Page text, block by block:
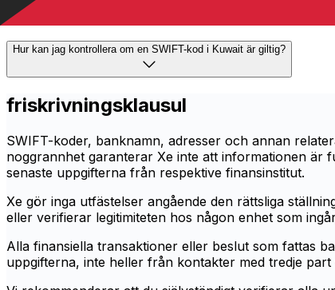
Hur kan jag kontrollera om en SWIFT-kod i Kuwait är giltig?
friskrivningsklausul
SWIFT-koder, banknamn, adresser och annan
noggrannhet garanterar Xe inte att informationen är
senaste uppgifterna från respektive finansinstitut.
Xe gör inga utfästelser angående den rättsliga
eller verifierar legitimiteten hos någon enhet som
Alla finansiella transaktioner eller beslut som fattas
uppgifterna, inte heller från kontakter med tredje